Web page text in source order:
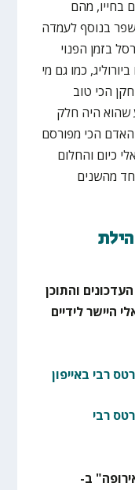
בחייו, מהם
בנוסף לעמדה
בזמן הפנוי
כמו גם מי
הכי טוב
שהוא היה חלק
האדם הכי מפורסם
כיום והחלום
מהשנים
והתוכן
היישר לידיים
רבי באייפון
רבי
ב-